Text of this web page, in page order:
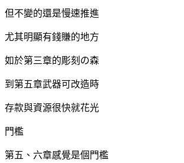
但不變的還是慢速推進
尤其明顯有錢賺的地方
如於第三章的彫刻の森
到第五章武器可改造時
存款與資源很快就花光
門檻
第五、六章感覺是個門檻